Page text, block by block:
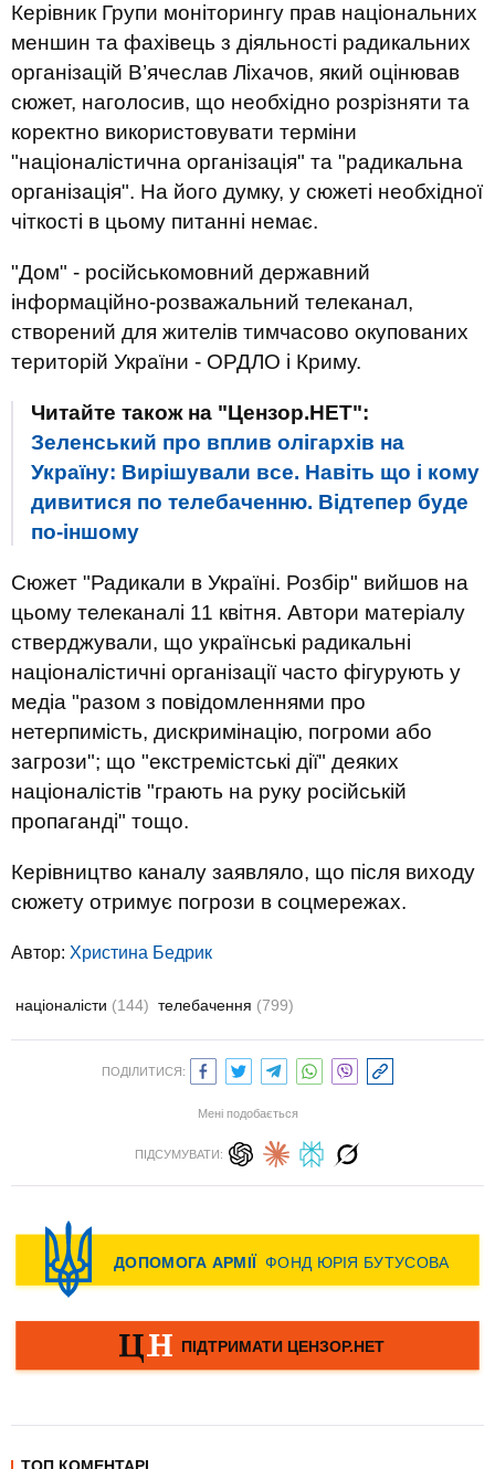
Керівник Групи моніторингу прав національних
меншин та фахівець з діяльності радикальних
організацій В’ячеслав Ліхачов, який оцінював
сюжет, наголосив, що необхідно розрізняти та
коректно використовувати терміни
"націоналістична організація" та "радикальна
організація". На його думку, у сюжеті необхідної
чіткості в цьому питанні немає.
"Дом" - російськомовний державний
інформаційно-розважальний телеканал,
створений для жителів тимчасово окупованих
територій України - ОРДЛО і Криму.
Читайте також на "Цензор.НЕТ":
Зеленський про вплив олігархів на
Україну: Вирішували все. Навіть що і кому
дивитися по телебаченню. Відтепер буде
по-іншому
Сюжет "Радикали в Україні. Розбір" вийшов на
цьому телеканалі 11 квітня. Автори матеріалу
стверджували, що українські радикальні
націоналістичні організації часто фігурують у
медіа "разом з повідомленнями про
нетерпимість, дискримінацію, погроми або
загрози"; що "екстремістські дії" деяких
націоналістів "грають на руку російській
пропаганді" тощо.
Керівництво каналу заявляло, що після виходу
сюжету отримує погрози в соцмережах.
Автор: Христина Бедрик
націоналісти (144) телебачення (799)
ПОДІЛИТИСЯ:
Мені подобається
ПІДСУМУВАТИ: